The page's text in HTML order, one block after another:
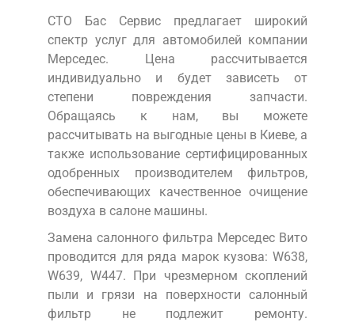
СТО Бас Сервис предлагает широкий
спектр услуг для автомобилей компании
Мерседес. Цена рассчитывается
индивидуально и будет зависеть от
степени повреждения запчасти.
Обращаясь к нам, вы можете
рассчитывать на выгодные цены в Киеве, а
также использование сертифицированных
одобренных производителем фильтров,
обеспечивающих качественное очищение
воздуха в салоне машины.
Замена салонного фильтра Мерседес Вито
проводится для ряда марок кузова: W638,
W639, W447. При чрезмерном скоплений
пыли и грязи на поверхности салонный
фильтр не подлежит ремонту.